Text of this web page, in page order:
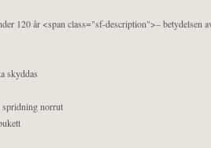
120 år <span class="sf-description">– betydelsen
skyddas
spridning norrut